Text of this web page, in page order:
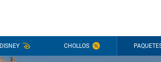
DISNEY CHOLLOS